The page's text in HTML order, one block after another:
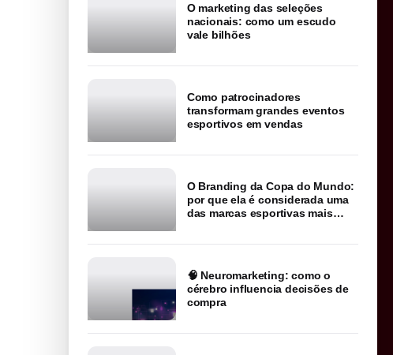
O marketing das seleções
nacionais: como um escudo
vale bilhões
Como patrocinadores
transformam grandes eventos
esportivos em vendas
O Branding da Copa do Mundo:
por que ela é considerada uma
das marcas esportivas mais
🧠 Neuromarketing: como o
cérebro influencia decisões de
compra